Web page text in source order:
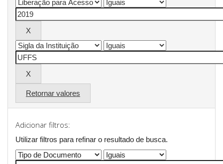
Retornar valores
Adicionar filtros:
Utilizar filtros para refinar o resultado de busca.